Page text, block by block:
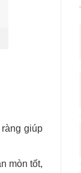
giúp
mòn tốt,